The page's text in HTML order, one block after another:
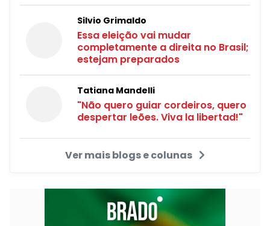
Silvio Grimaldo
Essa eleição vai mudar
completamente a direita no Brasil;
estejam preparados
Tatiana Mandelli
"Não quero guiar cordeiros, quero
despertar leões. Viva la libertad!"
Ver mais blogs e colunas